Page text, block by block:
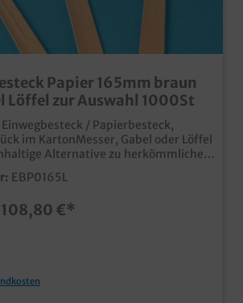
Papier 165mm braun
Löffel zur Auswahl 1000St
Einwegbesteck / Papierbesteck,
im KartonMesser, Gabel oder Löffel
Alternative zu herkömmlichem
Plastikextra stabilkunststofffreie
MundgefühlSUPD
verwendet werden
EBP0165L
108,80 €*